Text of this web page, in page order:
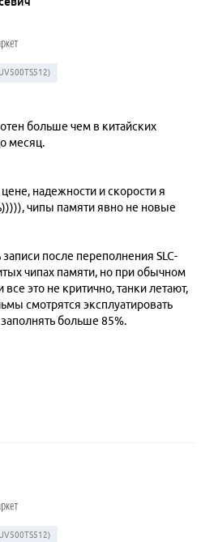
больше чем в китайских
месяц.
надежности и скорости я
чипы памяти явно не новые
после переполнения SLC-
чипах памяти, но при обычном
это не критично, танки летают,
смотрятся эксплуатировать
больше 85%.